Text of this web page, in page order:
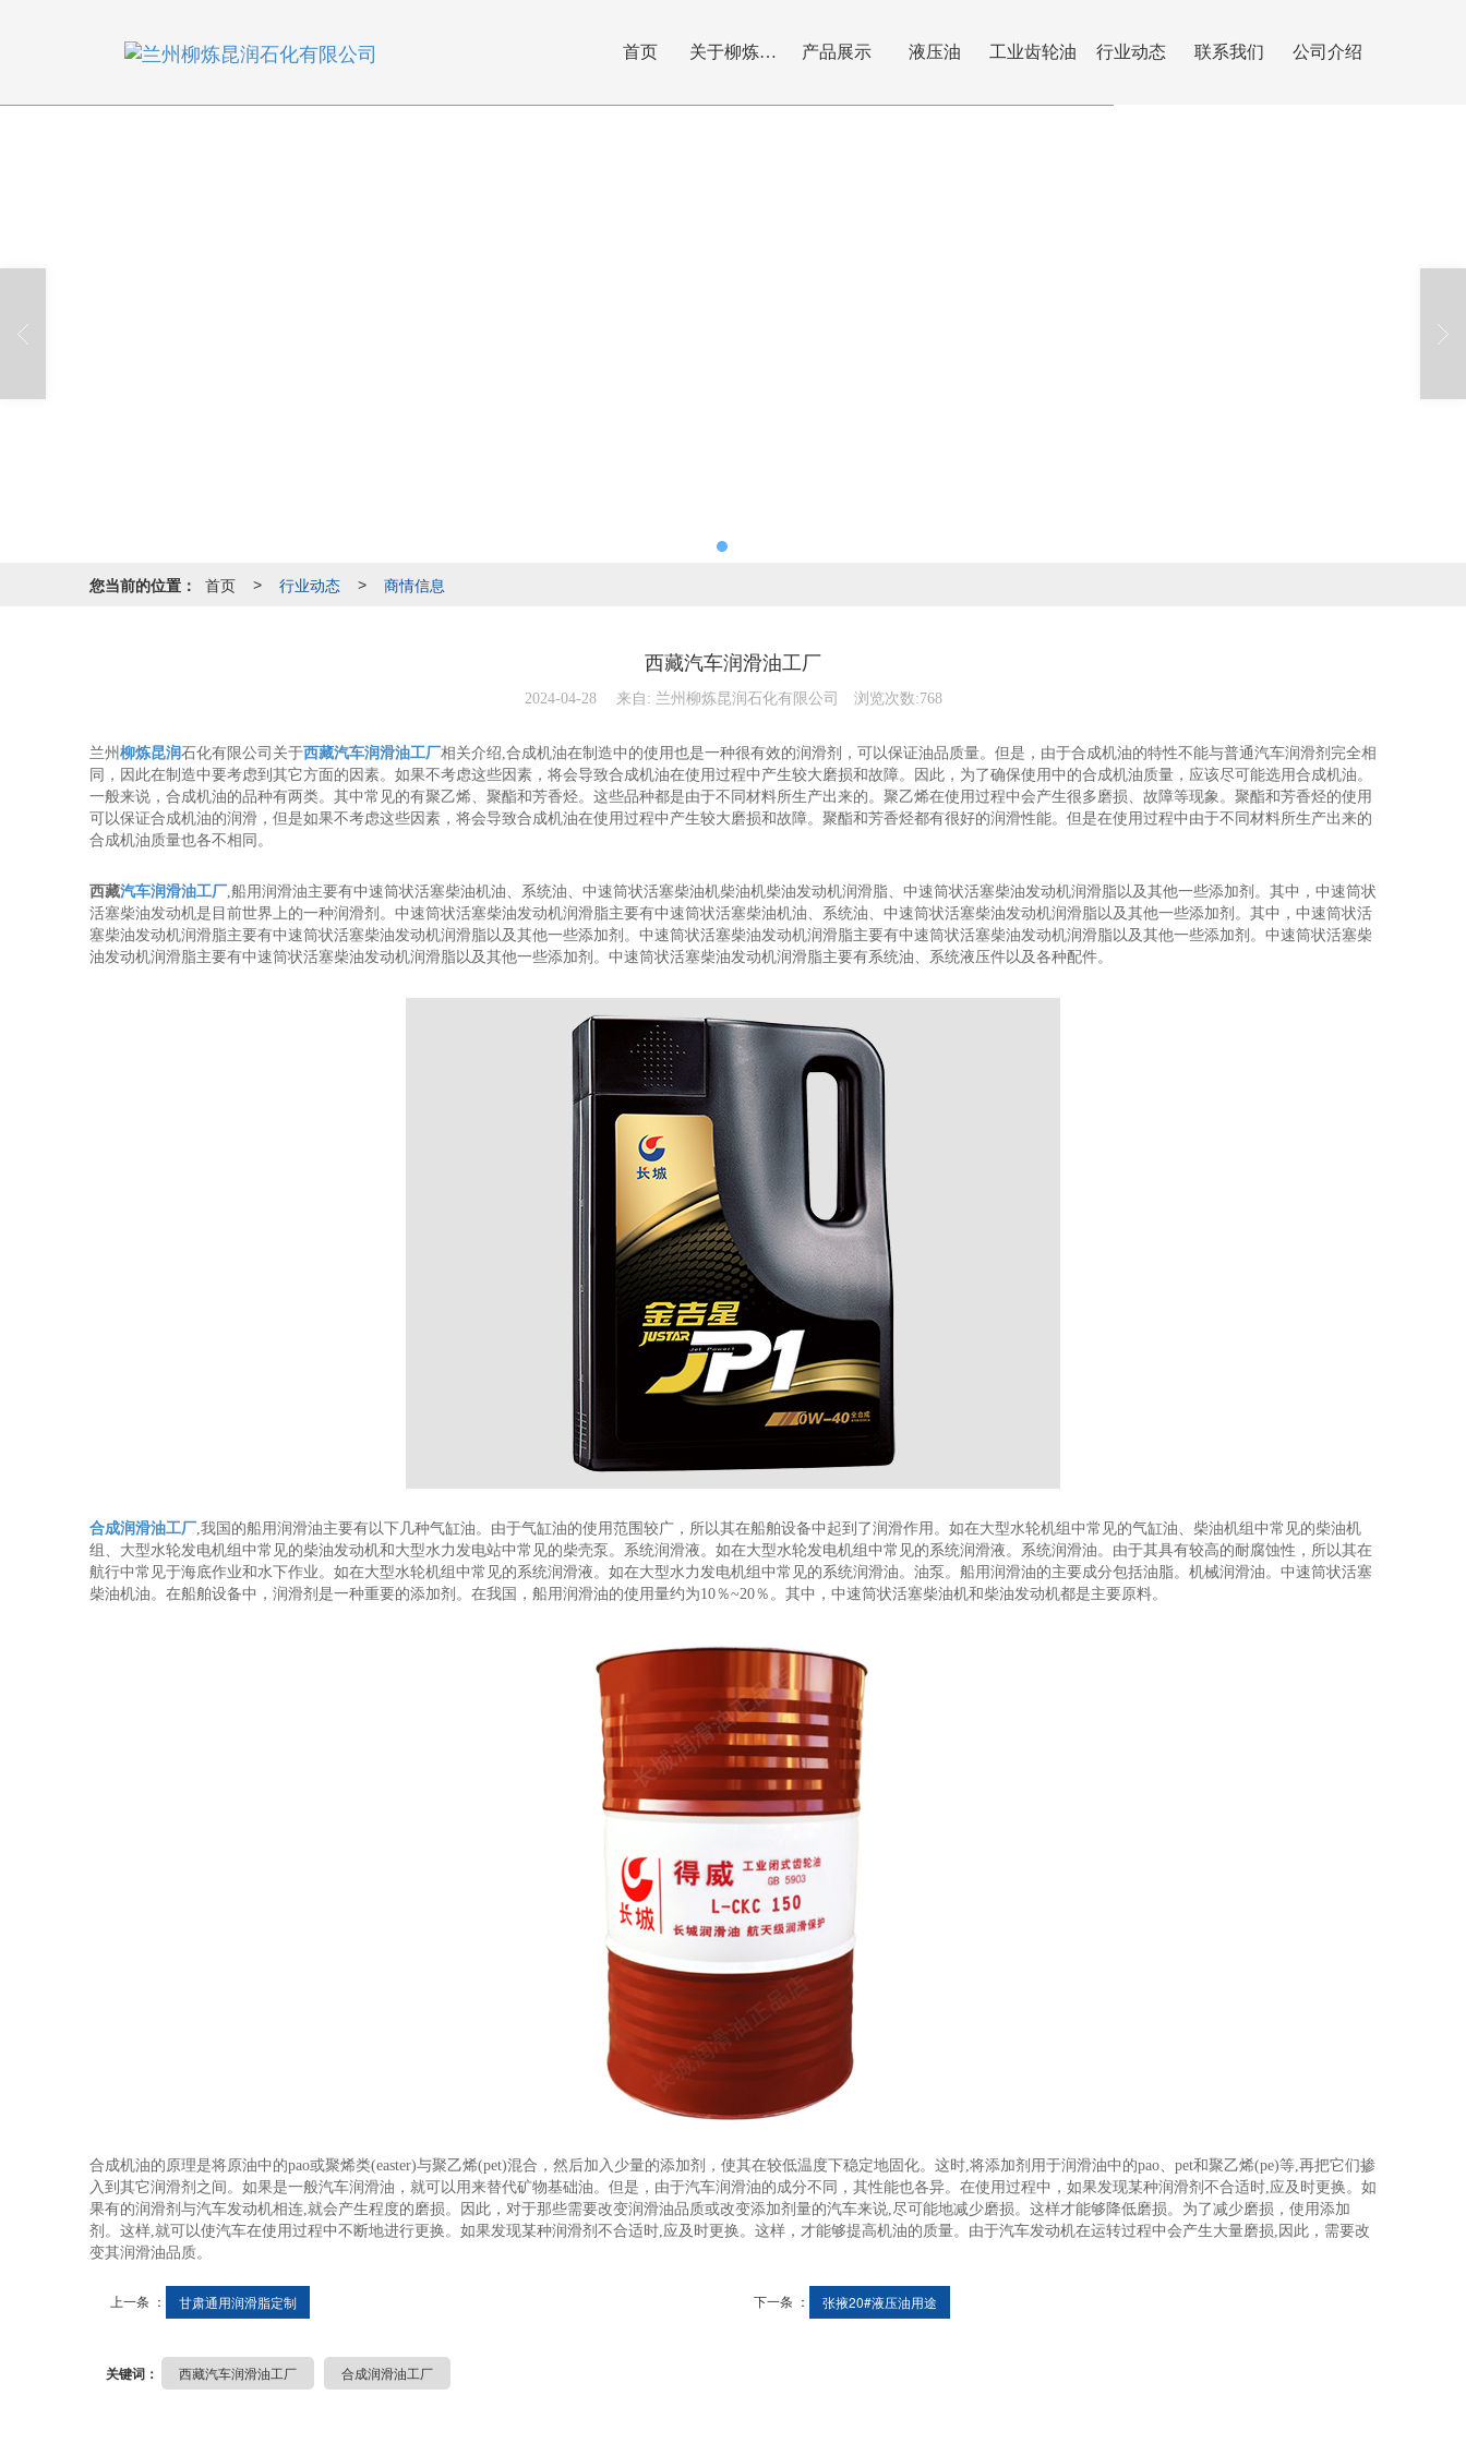
首页 关于柳炼昆润 产品展示 液压油 工业齿轮油 行业动态 联系我们 公司介绍
您当前的位置： 首页 > 行业动态 > 商情信息
西藏汽车润滑油工厂
2024-04-28 来自: 兰州柳炼昆润石化有限公司 浏览次数:768
兰州 柳炼昆润石化有限公司关于西藏汽车润滑油工厂相关介绍,合成机油在制造中的使用也是一种很有效的润滑剂，可以保证油品质量。但是，由于合成机油的特性不能与普通汽车润滑剂完全相
同，因此在制造中要考虑到其它方面的因素。如果不考虑这些因素，将会导致合成机油在使用过程中产生较大磨损和故障。因此，为了确保使用中的合成机油质量，应该尽可能选用合成机油。
一般来说，合成机油的品种有两类。其中常见的有聚乙烯、聚酯和芳香烃。这些品种都是由于不同材料所生产出来的。聚乙烯在使用过程中会产生很多磨损、故障等现象。聚酯和芳香烃的使用
可以保证合成机油的润滑，但是如果不考虑这些因素，将会导致合成机油在使用过程中产生较大磨损和故障。聚酯和芳香烃都有很好的润滑性能。但是在使用过程中由于不同材料所生产出来的
合成机油质量也各不相同。
西藏汽车润滑油工厂,船用润滑油主要有中速筒状活塞柴油机油、系统油、中速筒状活塞柴油机柴油机柴油发动机润滑脂、中速筒状活塞柴油发动机润滑脂以及其他一些添加剂。其中，中速筒状
活塞柴油发动机是目前世界上的一种润滑剂。中速筒状活塞柴油发动机润滑脂主要有中速筒状活塞柴油机油、系统油、中速筒状活塞柴油发动机润滑脂以及其他一些添加剂。其中，中速筒状活
塞柴油发动机润滑脂主要有中速筒状活塞柴油发动机润滑脂以及其他一些添加剂。中速筒状活塞柴油发动机润滑脂主要有中速筒状活塞柴油发动机润滑脂以及其他一些添加剂。中速筒状活塞柴
油发动机润滑脂主要有中速筒状活塞柴油发动机润滑脂以及其他一些添加剂。中速筒状活塞柴油发动机润滑脂主要有系统油、系统液压件以及各种配件。
合成润滑油工厂,我国的船用润滑油主要有以下几种气缸油。由于气缸油的使用范围较广，所以其在船舶设备中起到了润滑作用。如在大型水轮机组中常见的气缸油、柴油机组中常见的柴油机
组、大型水轮发电机组中常见的柴油发动机和大型水力发电站中常见的柴壳泵。系统润滑液。如在大型水轮发电机组中常见的系统润滑液。系统润滑油。由于其具有较高的耐腐蚀性，所以其在
航行中常见于海底作业和水下作业。如在大型水轮机组中常见的系统润滑液。如在大型水力发电机组中常见的系统润滑油。油泵。船用润滑油的主要成分包括油脂。机械润滑油。中速筒状活塞
柴油机油。在船舶设备中，润滑剂是一种重要的添加剂。在我国，船用润滑油的使用量约为10％~20％。其中，中速筒状活塞柴油机和柴油发动机都是主要原料。
合成机油的原理是将原油中的pao或聚烯类(easter)与聚乙烯(pet)混合，然后加入少量的添加剂，使其在较低温度下稳定地固化。这时,将添加剂用于润滑油中的pao、pet和聚乙烯(pe)等,再把它们掺
入到其它润滑剂之间。如果是一般汽车润滑油，就可以用来替代矿物基础油。但是，由于汽车润滑油的成分不同，其性能也各异。在使用过程中，如果发现某种润滑剂不合适时,应及时更换。如
果有的润滑剂与汽车发动机相连,就会产生程度的磨损。因此，对于那些需要改变润滑油品质或改变添加剂量的汽车来说,尽可能地减少磨损。这样才能够降低磨损。为了减少磨损，使用添加
剂。这样,就可以使汽车在使用过程中不断地进行更换。如果发现某种润滑剂不合适时,应及时更换。这样，才能够提高机油的质量。由于汽车发动机在运转过程中会产生大量磨损,因此，需要改
变其润滑油品质。
上一条 ： 甘肃通用润滑脂定制 下一条 ： 张掖20#液压油用途
关键词： 西藏汽车润滑油工厂 合成润滑油工厂